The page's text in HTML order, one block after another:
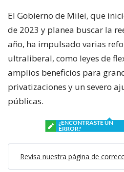
El Gobierno de Milei, que
de 2023 y planea buscar la
año, ha impulsado varias
ultraliberal, como leyes de
amplios beneficios para
privatizaciones y un severo
públicas.
¿ENCONTRASTE UN
ERROR?
Revisa nuestra página de